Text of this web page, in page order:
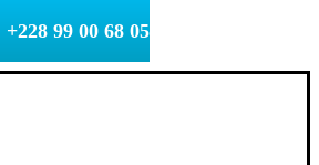
99 00 68 05